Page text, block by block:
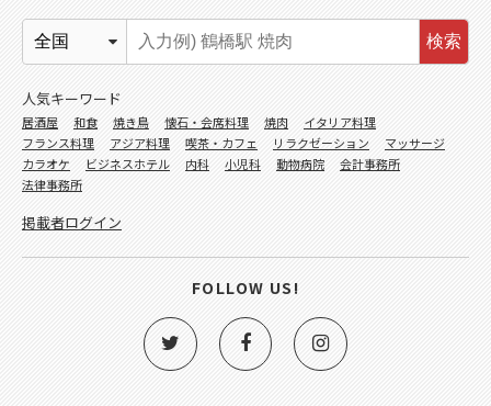
検索
人気キーワード
居酒屋 和食 焼き鳥 懐石・会席料理 焼肉
イタリア料理
フランス料理
アジア料理 喫茶・カフェ リラクゼーション
マッサージ
カラオケ
ビジネスホテル 内科 小児科 動物病院
会計事務所
法律事務所
掲載者ログイン
FOLLOW US!